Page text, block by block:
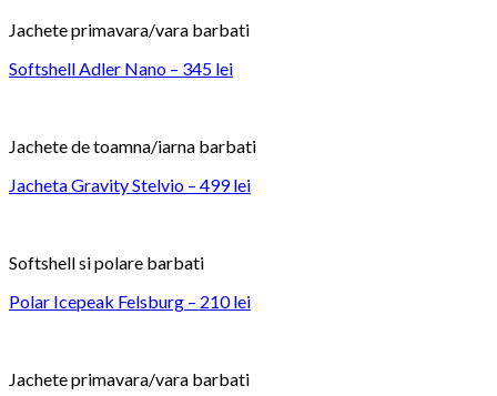
Jachete primavara/vara barbati
Softshell Adler Nano – 345 lei
Jachete de toamna/iarna barbati
Jacheta Gravity Stelvio – 499 lei
Softshell si polare barbati
Polar Icepeak Felsburg – 210 lei
Jachete primavara/vara barbati